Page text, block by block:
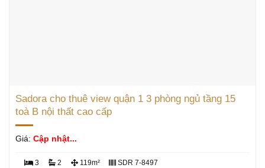
Sadora cho thuê view quận 1 3 phòng ngủ tầng 15
toà B nội thất cao cấp
Giá: Cập nhật...
3 2 119m² SDR 7-8497